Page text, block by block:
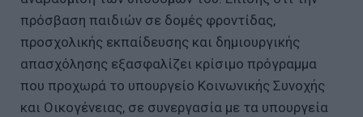
πρόσβαση παιδιών σε δομές φροντίδας,
προσχολικής εκπαίδευσης και δημιουργικής
απασχόλησης εξασφαλίζει κρίσιμο πρόγραμμα
που προχωρά το υπουργείο Κοινωνικής Συνοχής
και Οικογένειας, σε συνεργασία με τα υπουργεία